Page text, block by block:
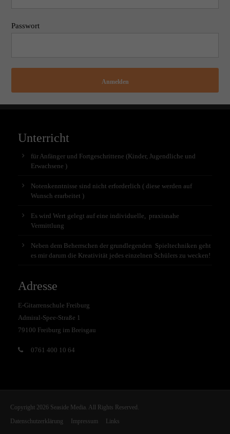
Passwort
Anmelden
Unterricht
für Anfänger und Fortgeschrittene (Kinder, Jugendliche und
Erwachsene )
Notenkenntnisse sind nicht erforderlich ( diese werden auf
Wunsch erarbeitet )
Es wird Wert gelegt auf eine individuelle, praxisnahe
Vermittlung
Neben dem Beherrschen der grundlegenden Spieltechniken geht
es mir darum die Kreativität jedes einzelnen Schülers zu wecken!
Adresse
E-Gitarrenschule Freiburg
Admiral-Spee-Straße 1
79100 Freiburg im Breisgau
0761 400 10 64
Copyright 2026 Seaside Media. All Rights Reserved.
Datenschutzerklärung
Impressum Links